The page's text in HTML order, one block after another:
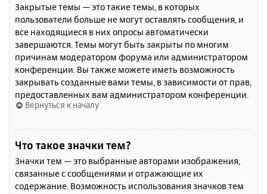
Закрытые темы — это такие темы, в которых
пользователи больше не могут оставлять сообщения, и
все находящиеся в них опросы автоматически
завершаются. Темы могут быть закрыты по многим
причинам модератором форума или администратором
конференции. Вы также можете иметь возможность
закрывать созданные вами темы, в зависимости от прав,
предоставленных вам администратором конференции.
Вернуться к началу
Что такое значки тем?
Значки тем — это выбранные авторами изображения,
связанные с сообщениями и отражающие их
содержание. Возможность использования значков тем